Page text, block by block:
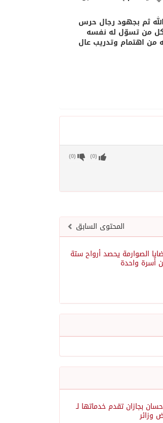
ثم بجهود رجال حرس
كل من تسوّل له نفسه
من اهتمام وتدريب عال
(
0
) (
0
)
المحتوى السابق
الصوارمة يحصد أرواح ستة
أسرة واحدة
بجازان تقدم خدماتها لـ